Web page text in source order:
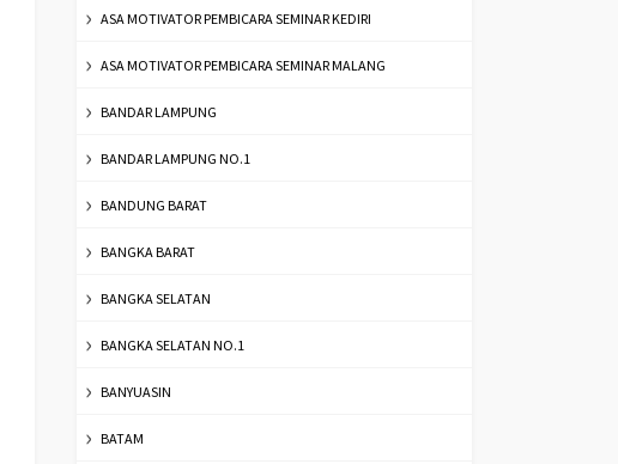
ASA MOTIVATOR PEMBICARA SEMINAR KEDIRI
ASA MOTIVATOR PEMBICARA SEMINAR MALANG
BANDAR LAMPUNG
BANDAR LAMPUNG NO.1
BANDUNG BARAT
BANGKA BARAT
BANGKA SELATAN
BANGKA SELATAN NO.1
BANYUASIN
BATAM